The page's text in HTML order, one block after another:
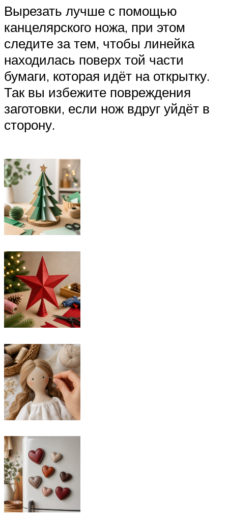
Вырезать лучше с помощью
канцелярского ножа, при этом
следите за тем, чтобы линейка
находилась поверх той части
бумаги, которая идёт на открытку.
Так вы избежите повреждения
заготовки, если нож вдруг уйдёт в
сторону.